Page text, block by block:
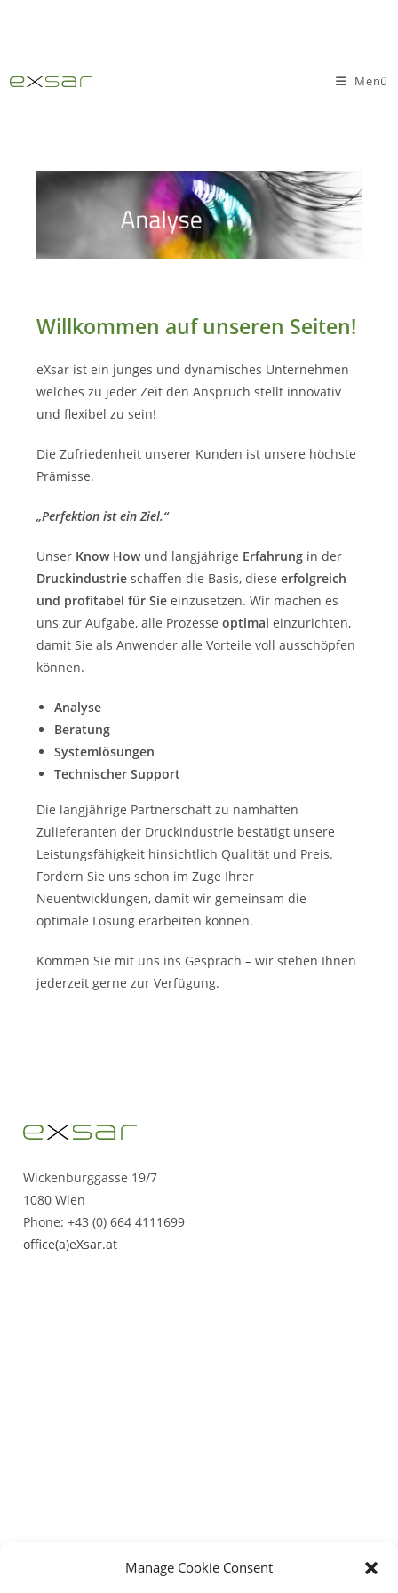
Manage Cookie Consent
Menü
Willkommen auf unseren Seiten!
eXsar ist ein junges und dynamisches Unternehmen
welches zu jeder Zeit den Anspruch stellt innovativ
und flexibel zu sein!
Die Zufriedenheit unserer Kunden ist unsere höchste
Prämisse.
„Perfektion ist ein Ziel.“
Unser Know How und langjährige Erfahrung in der
Druckindustrieschaffen die Basis, dieseerfolgreich
und profitabel für Sieeinzusetzen. Wir machen es
uns zur Aufgabe, alle Prozesseoptimaleinzurichten,
damit Sie als Anwender alle Vorteile voll ausschöpfen
können.
Analyse
Beratung
Systemlösungen
Technischer Support
Die langjährige Partnerschaft zu namhaften
Zulieferanten der Druckindustrie bestätigt unsere
Leistungsfähigkeit hinsichtlich Qualität und Preis.
Fordern Sie uns schon im Zuge Ihrer
Neuentwicklungen, damit wir gemeinsam die
optimale Lösung erarbeiten können.
Kommen Sie mit uns ins Gespräch – wir stehen Ihnen
jederzeit gerne zur Verfügung.
Wickenburggasse 19/7
1080 Wien
Phone: +43 (0) 664 4111699
office(a)eXsar.at